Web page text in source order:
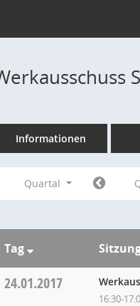
navigation
Informationen
Quartal
Tag
24.01.2017
16:30-